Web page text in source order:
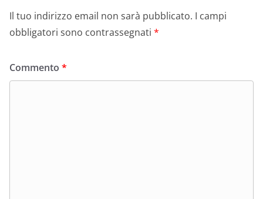
Il tuo indirizzo email non sarà pubblicato. I campi
obbligatori sono contrassegnati *
Commento *